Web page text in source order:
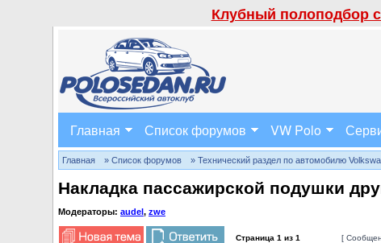
Клубный полоподбор
Главная Список форумов VW Polo
Главная » Список форумов » Технический раздел по автомобилю
Накладка пассажирской подушки
Модераторы: audel, zwe
Страница 1 из 1 [